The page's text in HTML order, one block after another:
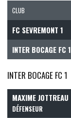
CLUB
FC SEVREMONT 1
INTER BOCAGE FC 1
INTER BOCAGE FC 1
MAXIME JOTTREAU
DÉFENSEUR